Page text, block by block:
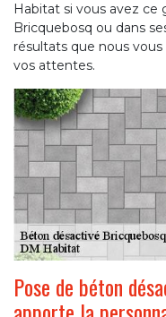
Habitat si vous avez ce
Bricquebosq ou dans
résultats que nous
vos attentes.
Pose de béton